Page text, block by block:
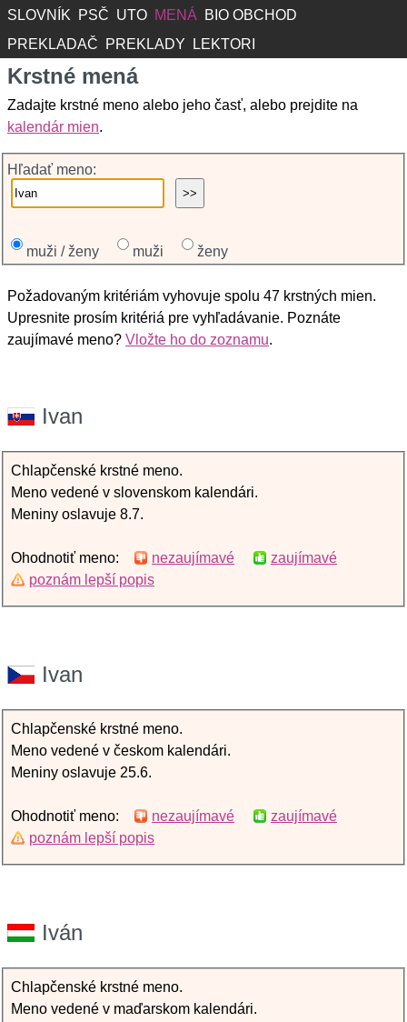
SLOVNÍK PSČ UTO MENÁ
BIO OBCHOD
PREKLADAČ
PREKLADY LEKTORI
Krstné mená
Zadajte krstné meno alebo jeho časť, alebo prejdite na
kalendár mien.
Hľadať meno:
muži / ženy muži ženy
Požadovaným kritériám vyhovuje spolu 47 krstných mien.
Upresnite prosím kritériá pre vyhľadávanie. Poznáte
zaujímavé meno? Vložte ho do zoznamu.
Ivan
Chlapčenské krstné meno.
Meno vedené v slovenskom kalendári.
Meniny oslavuje 8.7.
Ohodnotiť meno: nezaujímavé
zaujímavé
poznám lepší popis
Ivan
Chlapčenské krstné meno.
Meno vedené v českom kalendári.
Meniny oslavuje 25.6.
Ohodnotiť meno: nezaujímavé
zaujímavé
poznám lepší popis
Iván
Chlapčenské krstné meno.
Meno vedené v maďarskom kalendári.